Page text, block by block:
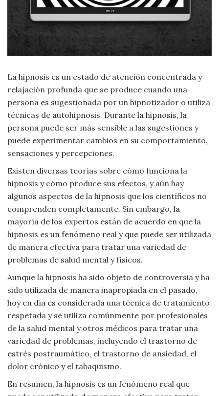
Naturaleza
Psicología
Salud
Sociología
Tecnología
Viajar
La hipnosis es un estado de atención concentrada y
relajación profunda que se produce cuando una
persona es sugestionada por un hipnotizador o utiliza
técnicas de autohipnosis. Durante la hipnosis, la
persona puede ser más sensible a las sugestiones y
puede experimentar cambios en su comportamiento,
sensaciones y percepciones.
Existen diversas teorías sobre cómo funciona la
hipnosis y cómo produce sus efectos, y aún hay
algunos aspectos de la hipnosis que los científicos no
comprenden completamente. Sin embargo, la
mayoría de los expertos están de acuerdo en que la
hipnosis es un fenómeno real y que puede ser utilizada
de manera efectiva para tratar una variedad de
problemas de salud mental y físicos.
Aunque la hipnosis ha sido objeto de controversia y ha
sido utilizada de manera inapropiada en el pasado,
hoy en día es considerada una técnica de tratamiento
respetada y se utiliza comúnmente por profesionales
de la salud mental y otros médicos para tratar una
variedad de problemas, incluyendo el trastorno de
estrés postraumático, el trastorno de ansiedad, el
dolor crónico y el tabaquismo.
En resumen, la hipnosis es un fenómeno real que